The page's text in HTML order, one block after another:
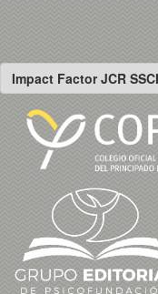
Impact Factor JCR